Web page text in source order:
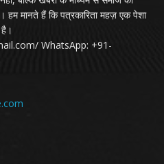
मानते हैं कि पत्रकारिता महज़ एक पेशा
WhatsApp: +91-